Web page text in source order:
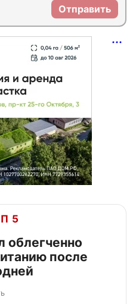
Отправить
5
облегченно
после